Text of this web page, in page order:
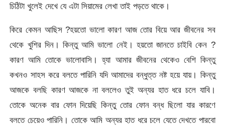
চিঠিটা খুলেই দেখে যে এটা সিয়ামের লেখা তাই পড়তে থাকে।
কিরে কেমন আছিস ?হয়তো ভালো কারণ আজ তোর বিয়ে আর জীবনের সব
থেকে খুশির দিন। কিন্তু আমি ভালো নেই। হয়তো জানতে চাইবি কেন ?
কারণ আমি তোকে ভালোবাসি। হ্যা আমার জীবনের থেকেও বেশি কিন্তু
কখনও সাহস করে বলতে পারিনি যদি আমাদের বন্ধুত্ত নষ্ট হয়ে যায়। কিন্তু
আজকে বলছি কারণ আজকে না বললেও তুই অন্যর হাত ধরে চলে যাবি।
তোকে অনেক বার ফোন দিয়েছি কিন্তু তোর ফোন বন্ধ ছিলো যার কারণে
বলতে চেয়েও পারিনি। তোকে আমি অন্যর হাত ধরে চলে যেতে দেখতে পারবো